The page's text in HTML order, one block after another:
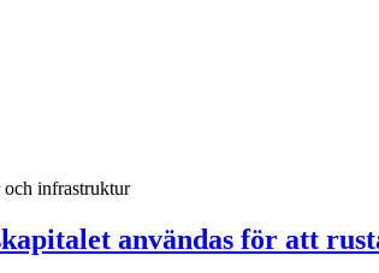
och infrastruktur
användas för att